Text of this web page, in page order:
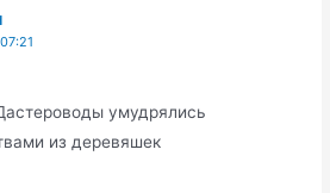
умудрялись
из деревяшек